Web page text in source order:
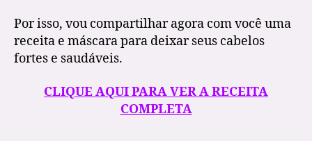
Por isso, vou compartilhar agora com você uma
receita e máscara para deixar seus cabelos
fortes e saudáveis.
CLIQUE AQUI PARA VER A RECEITA
COMPLETA